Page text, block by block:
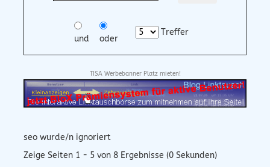
und oder
Treffer
TISA Werbebanner Platz mieten!
seo wurde/n ignoriert
Zeige Seiten 1 - 5 von 8 Ergebnisse (0 Sekunden)